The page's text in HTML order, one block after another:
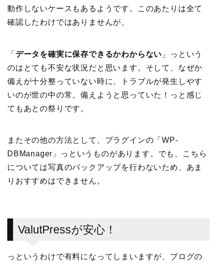
動作しないケースもあるようです。このあたりは全て
確認したわけではありませんが、
「 データを確実に保存できるかわからない 」っという
のはとても不安な状況だと思います。そして、なぜか
備えが十分整っていない時に、トラブルが発生しやす
いのが世の中の常。備えようと思っていた！っと感じ
てもあとの祭りです。
またその他の方法として、プラグインの「WP-
DBManager」っというものがあります。でも、こちら
については写真のバックアップを行わないため、あま
りおすすめはできません。
ValutPressが安心！
っというわけで有料になってしまいますが、ブログの